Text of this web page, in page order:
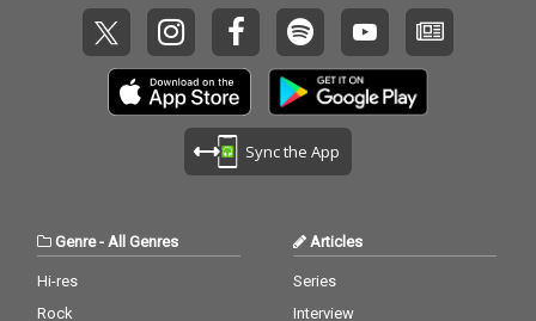
Sync the App
Genre- All Genres
Hi-res
Rock
Articles
Series
Interview